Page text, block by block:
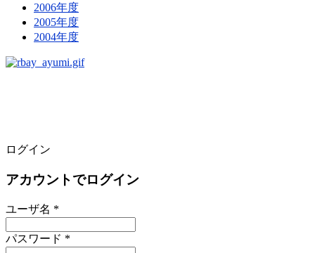
2006年度
2005年度
2004年度
ログイン
アカウントでログイン
ユーザ名 *
パスワード *